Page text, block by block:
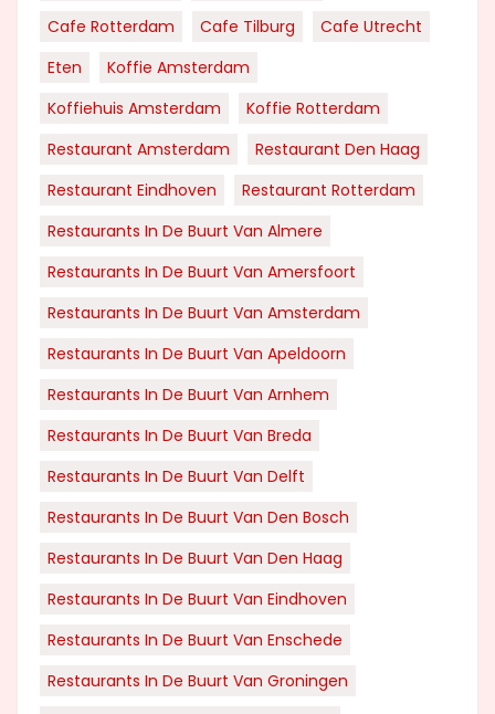
Cafe Rotterdam
Cafe Tilburg
Cafe Utrecht
Eten
Koffie Amsterdam
Koffiehuis Amsterdam
Koffie Rotterdam
Restaurant Amsterdam
Restaurant Den Haag
Restaurant Eindhoven
Restaurant Rotterdam
Restaurants In De Buurt Van Almere
Restaurants In De Buurt Van Amersfoort
Restaurants In De Buurt Van Amsterdam
Restaurants In De Buurt Van Apeldoorn
Restaurants In De Buurt Van Arnhem
Restaurants In De Buurt Van Breda
Restaurants In De Buurt Van Delft
Restaurants In De Buurt Van Den Bosch
Restaurants In De Buurt Van Den Haag
Restaurants In De Buurt Van Eindhoven
Restaurants In De Buurt Van Enschede
Restaurants In De Buurt Van Groningen